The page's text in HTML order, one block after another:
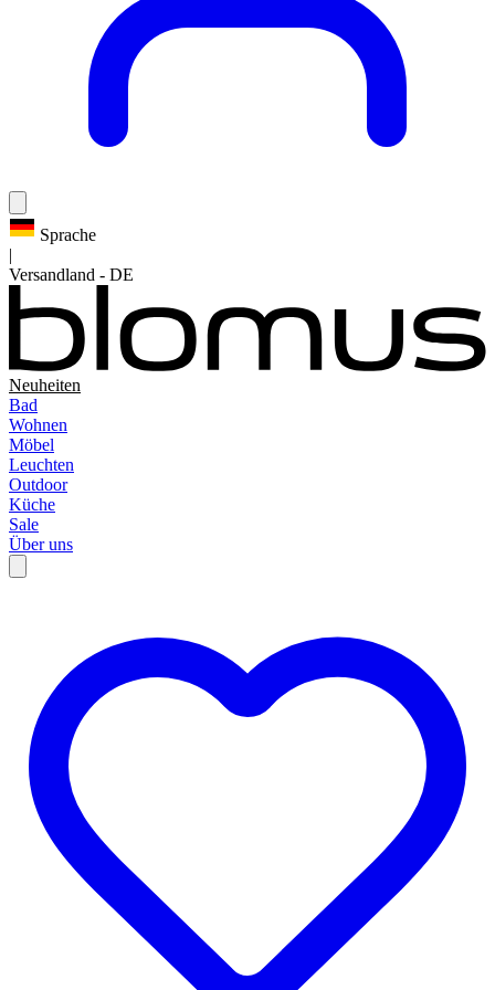
Sprache
|
Versandland - DE
Neuheiten
Bad
Wohnen
Möbel
Leuchten
Outdoor
Küche
Sale
Über uns